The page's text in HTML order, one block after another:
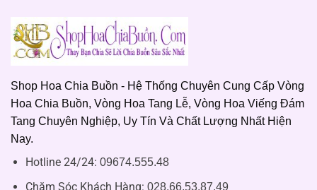
Shop Hoa Chia Buồn - Hệ Thống Chuyên Cung Cấp Vòng
Hoa Chia Buồn, Vòng Hoa Tang Lễ, Vòng Hoa Viếng Đám
Tang Chuyên Nghiệp, Uy Tín Và Chất Lượng Nhất Hiện
Nay.
Hotline 24/24: 09674.555.48
Chăm Sóc Khách Hàng: 028.66.53.87.49